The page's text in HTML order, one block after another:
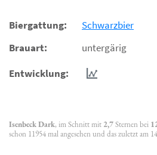
Biergattung:
Schwarzbier
Brauart:
untergärig
Entwicklung:
Isenbeck Dark, im Schnitt mit 2,7Sternen bei
schon 11954 mal angesehen und das zuletzt am